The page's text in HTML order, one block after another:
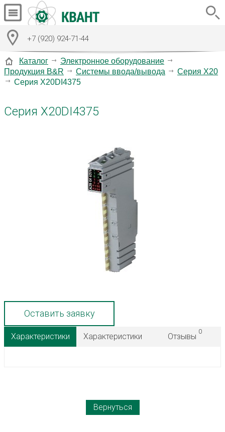
+7 (920) 924-71-44
Каталог
Электронное оборудование
Продукция B&R
Системы ввода/вывода
Серия X20
Серия X20DI4375
Серия X20DI4375
Оставить заявку
Характеристики Характеристики Отзывы
0
Вернуться